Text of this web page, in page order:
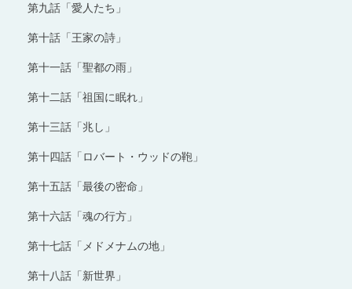
第九話「愛人たち」
第十話「王家の詩」
第十一話「聖都の雨」
第十二話「祖国に眠れ」
第十三話「兆し」
第十四話「ロバート・ウッドの鞄」
第十五話「最後の密命」
第十六話「魂の行方」
第十七話「メドメナムの地」
第十八話「新世界」